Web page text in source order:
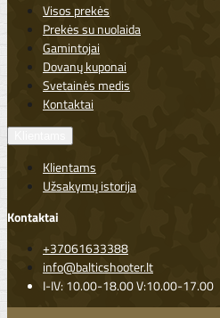
Visos prekės
Prekės su nuolaida
Gamintojai
Dovanų kuponai
Svetainės medis
Kontaktai
Klientams
Užsakymų istorija
Kontaktai
+37061633388
info@balticshooter.lt
I-IV: 10.00-18.00 V:10.00-17.00